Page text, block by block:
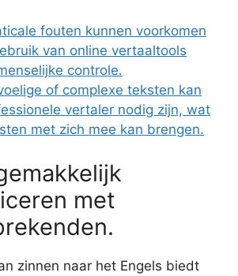
fouten kunnen voorkomen
van online vertaaltools
controle.
of complexe teksten kan
vertaler nodig zijn, wat
met zich mee kan brengen.
met
zinnen naar het Engels biedt